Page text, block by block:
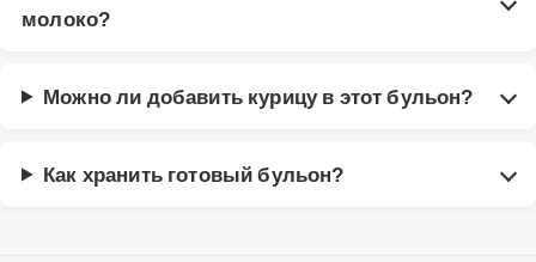
молоко?
Можно ли добавить курицу в этот бульон?
Как хранить готовый бульон?